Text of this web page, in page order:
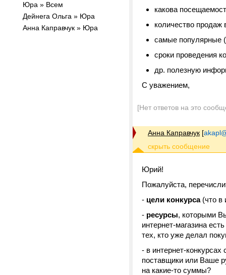
Юра » Всем
Дейнега Ольга » Юра
Анна Каправчук » Юра
какова
количество
самые популярные
сроки проведения
др. полезную
С уважением,
[Нет ответов на это
Анна Каправчук [
Юрий!
Пожалуйста,
- цели конкурса(что в
- ресурсы, которыми
интернет-магазина
тех, кто уже делал
- в интернет-
поставщики или Ваше
на какие-то суммы?